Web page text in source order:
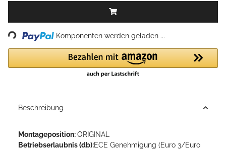
Loading... Komponenten werden geladen ...
Beschreibung
Montageposition:ORIGINAL
Betriebserlaubnis (db):ECE Genehmigung (Euro 3/Euro